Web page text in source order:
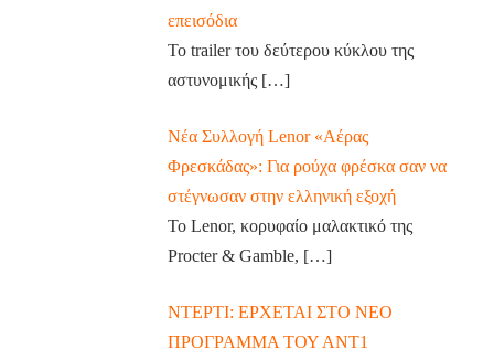
επεισόδια
Το trailer του δεύτερου κύκλου της
αστυνομικής […]
Νέα Συλλογή Lenor «Αέρας
Φρεσκάδας»: Για ρούχα φρέσκα σαν να
στέγνωσαν στην ελληνική εξοχή
Το Lenor, κορυφαίο μαλακτικό της
Procter & Gamble, […]
ΝΤΕΡΤΙ: ΕΡΧΕΤΑΙ ΣΤΟ ΝΕΟ
ΠΡΟΓΡΑΜΜΑ ΤΟΥ ΑΝΤ1